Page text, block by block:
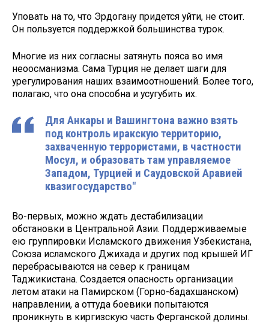
Уповать на то, что Эрдогану при­дется уйти, не стоит.
Он пользуется поддержкой большинства турок.
Многие из них согласны затянуть пояса во имя
неоосманизма. Сама Турция не делает шаги для
урегули­рования наших взаимоотношений. Более того,
полагаю, что она спо­собна и усугубить их.
Для Анкары и Вашингтона важ­но взять
под контроль иракскую территорию,
захваченную терро­ристами, в частности
Мосул, и об­разовать там управляемое
Западом, Турцией и Саудовской Аравией
квазигосударство"
Во-первых, можно ждать деста­билизации
обстановки в Централь­ной Азии. Поддерживаемые
ею группировки Исламского движения Узбекистана,
Союза исламского Джихада и других под крышей ИГ
перебрасываются на север к грани­цам
Таджикистана. Создается опас­ность организации
летом атаки на Памирском (Горно-бадахшанском)
направлении, а оттуда боевики по­пытаются
проникнуть в киргизскую часть Ферганской долины.